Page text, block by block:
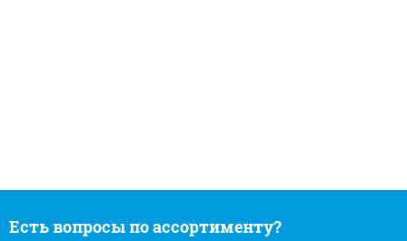
Есть вопросы по ассортименту?